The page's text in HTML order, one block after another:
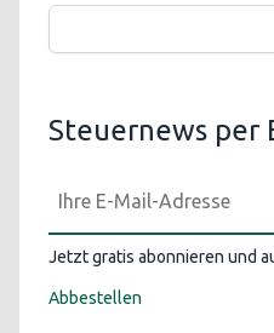
Steuernews per
Jetzt gratis abonnieren und
Abbestellen